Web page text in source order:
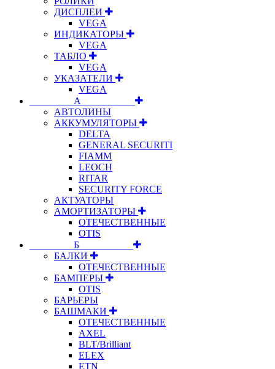
ДИСПЛЕИ
VEGA
ИНДИКАТОРЫ
VEGA
ТАБЛО
VEGA
УКАЗАТЕЛИ
VEGA
⠀⠀⠀⠀⠀⠀А⠀⠀⠀⠀⠀⠀⠀
АВТОЛИНЫ
АККУМУЛЯТОРЫ
DELTA
GENERAL SECURITI
FIAMM
LEOCH
RITAR
SECURITY FORCE
АКТУАТОРЫ
АМОРТИЗАТОРЫ
ОТЕЧЕСТВЕННЫЕ
OTIS
⠀⠀⠀⠀⠀⠀Б⠀⠀⠀⠀⠀⠀⠀
БАЛКИ
ОТЕЧЕСТВЕННЫЕ
БАМПЕРЫ
OTIS
БАРЬЕРЫ
БАШМАКИ
ОТЕЧЕСТВЕННЫЕ
AXEL
BLT/Brilliant
ELEX
ETN